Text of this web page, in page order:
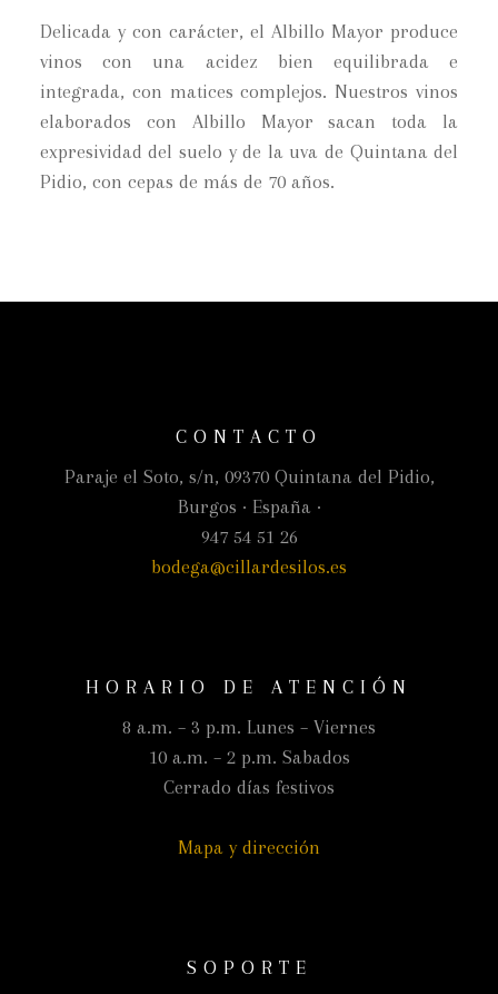
Delicada y con carácter, el Albillo Mayor produce
vinos con una acidez bien equilibrada e
integrada, con matices complejos. Nuestros vinos
elaborados con Albillo Mayor sacan toda la
expresividad del suelo y de la uva de Quintana del
Pidio, con cepas de más de 70 años.
CONTACTO
Paraje el Soto, s/n, 09370 Quintana del Pidio,
Burgos · España ·
947 54 51 26
bodega@cillardesilos.es
HORARIO DE ATENCIÓN
8 a.m. – 3 p.m. Lunes – Viernes
10 a.m. – 2 p.m. Sabados
Cerrado días festivos
Mapa y dirección
SOPORTE